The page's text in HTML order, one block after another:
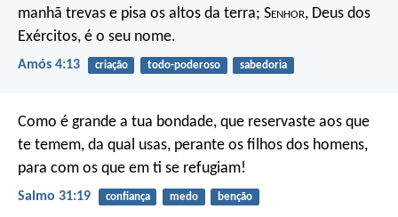
manhã trevas e pisa os altos da terra; Senhor, Deus dos
Exércitos, é o seu nome.
Amós 4:13 criação todo-poderoso sabedoria
Como é grande a tua bondade, que reservaste aos que
te temem, da qual usas, perante os filhos dos homens,
para com os que em ti se refugiam!
Salmo 31:19 confiança medo benção